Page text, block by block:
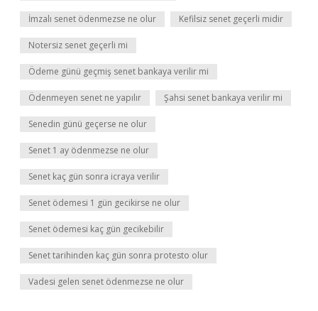
İmzalı senet ödenmezse ne olur Kefilsiz senet geçerli midir
Notersiz senet geçerli mi
Ödeme günü geçmiş senet bankaya verilir mi
Ödenmeyen senet ne yapılır Şahsi senet bankaya verilir mi
Senedin günü geçerse ne olur
Senet 1 ay ödenmezse ne olur
Senet kaç gün sonra icraya verilir
Senet ödemesi 1 gün gecikirse ne olur
Senet ödemesi kaç gün gecikebilir
Senet tarihinden kaç gün sonra protesto olur
Vadesi gelen senet ödenmezse ne olur